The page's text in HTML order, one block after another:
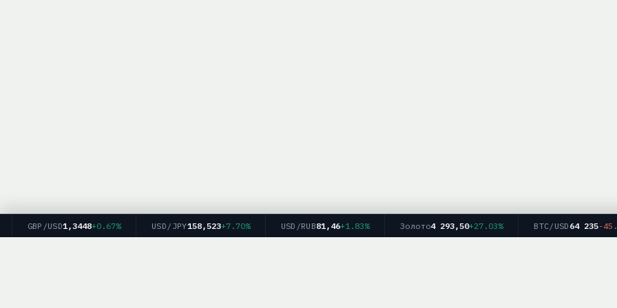
GBP/USD1,3448+0.67% USD/JPY158,523+7.70% USD/RUB81,46 +1.83% Золото4 293,50+27.03% BTC/USD64 235-